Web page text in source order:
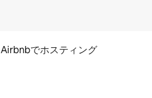
Airbnbでホスティング